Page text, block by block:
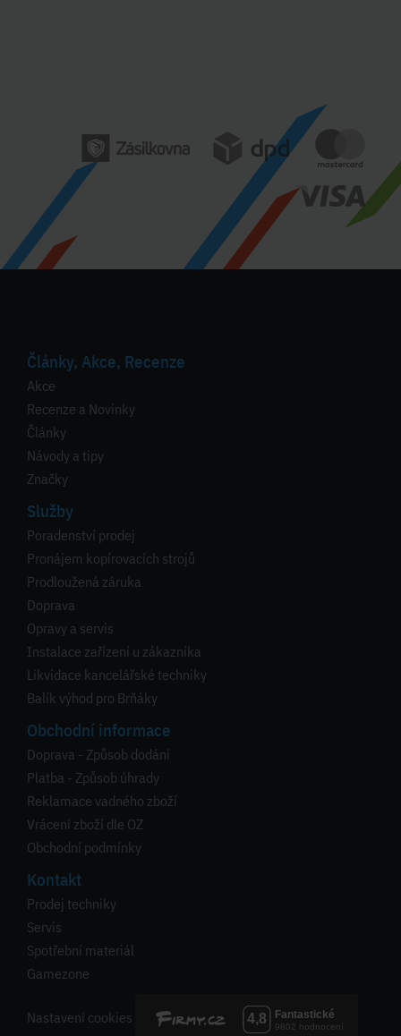
Články, Akce, Recenze
Akce
Recenze a Novinky
Články
Návody a tipy
Značky
Služby
Poradenství prodej
Pronájem kopírovacích strojů
Prodloužená záruka
Doprava
Opravy a servis
Instalace zařízení u zákazníka
Likvidace kancelářské techniky
Balík výhod pro Brňáky
Obchodní informace
Doprava - Způsob dodání
Platba - Způsob úhrady
Reklamace vadného zboží
Vrácení zboží dle OZ
Obchodní podmínky
Kontakt
Prodej techniky
Servis
Spotřební materiál
Gamezone
Nastavení cookies